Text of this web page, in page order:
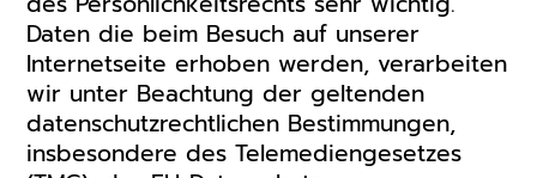
Daten die beim Besuch auf unserer
Internetseite erhoben werden, verarbeiten
wir unter Beachtung der geltenden
datenschutzrechtlichen Bestimmungen,
insbesondere des Telemediengesetzes